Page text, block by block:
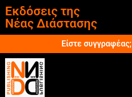
Εκδόσεις της
Νέας Διάστασης
Είστε συγγραφέας;